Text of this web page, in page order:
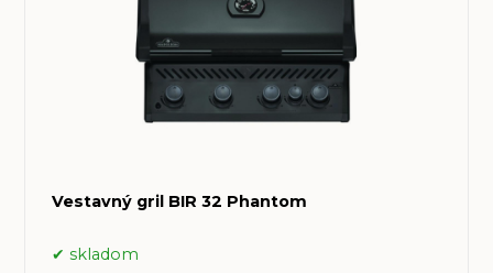
Vestavný gril BIR 32 Phantom
skladom